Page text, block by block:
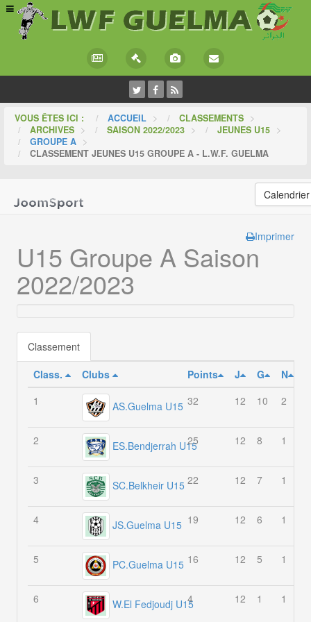
VOUS ÊTES ICI : ACCUEIL > CLASSEMENTS >
ARCHIVES > SAISON 2022/2023 > JEUNES U15 >
GROUPE A >
CLASSEMENT JEUNES U15 GROUPE A - L.W.F. GUELMA
Calendrier
Imprimer
U15 Groupe A Saison
2022/2023
Classement
Class.
Clubs Points J G N
1
AS.Guelma U15 32 12 10 2
2 ES.Bendjerrah U15
25 12 8 1
3 SC.Belkheir U15 22 12 7 1
4 JS.Guelma U15 19 12 6 1
5 PC.Guelma U15 16 12 5 1
6 W.El Fedjoudj U15
4 12 1 1